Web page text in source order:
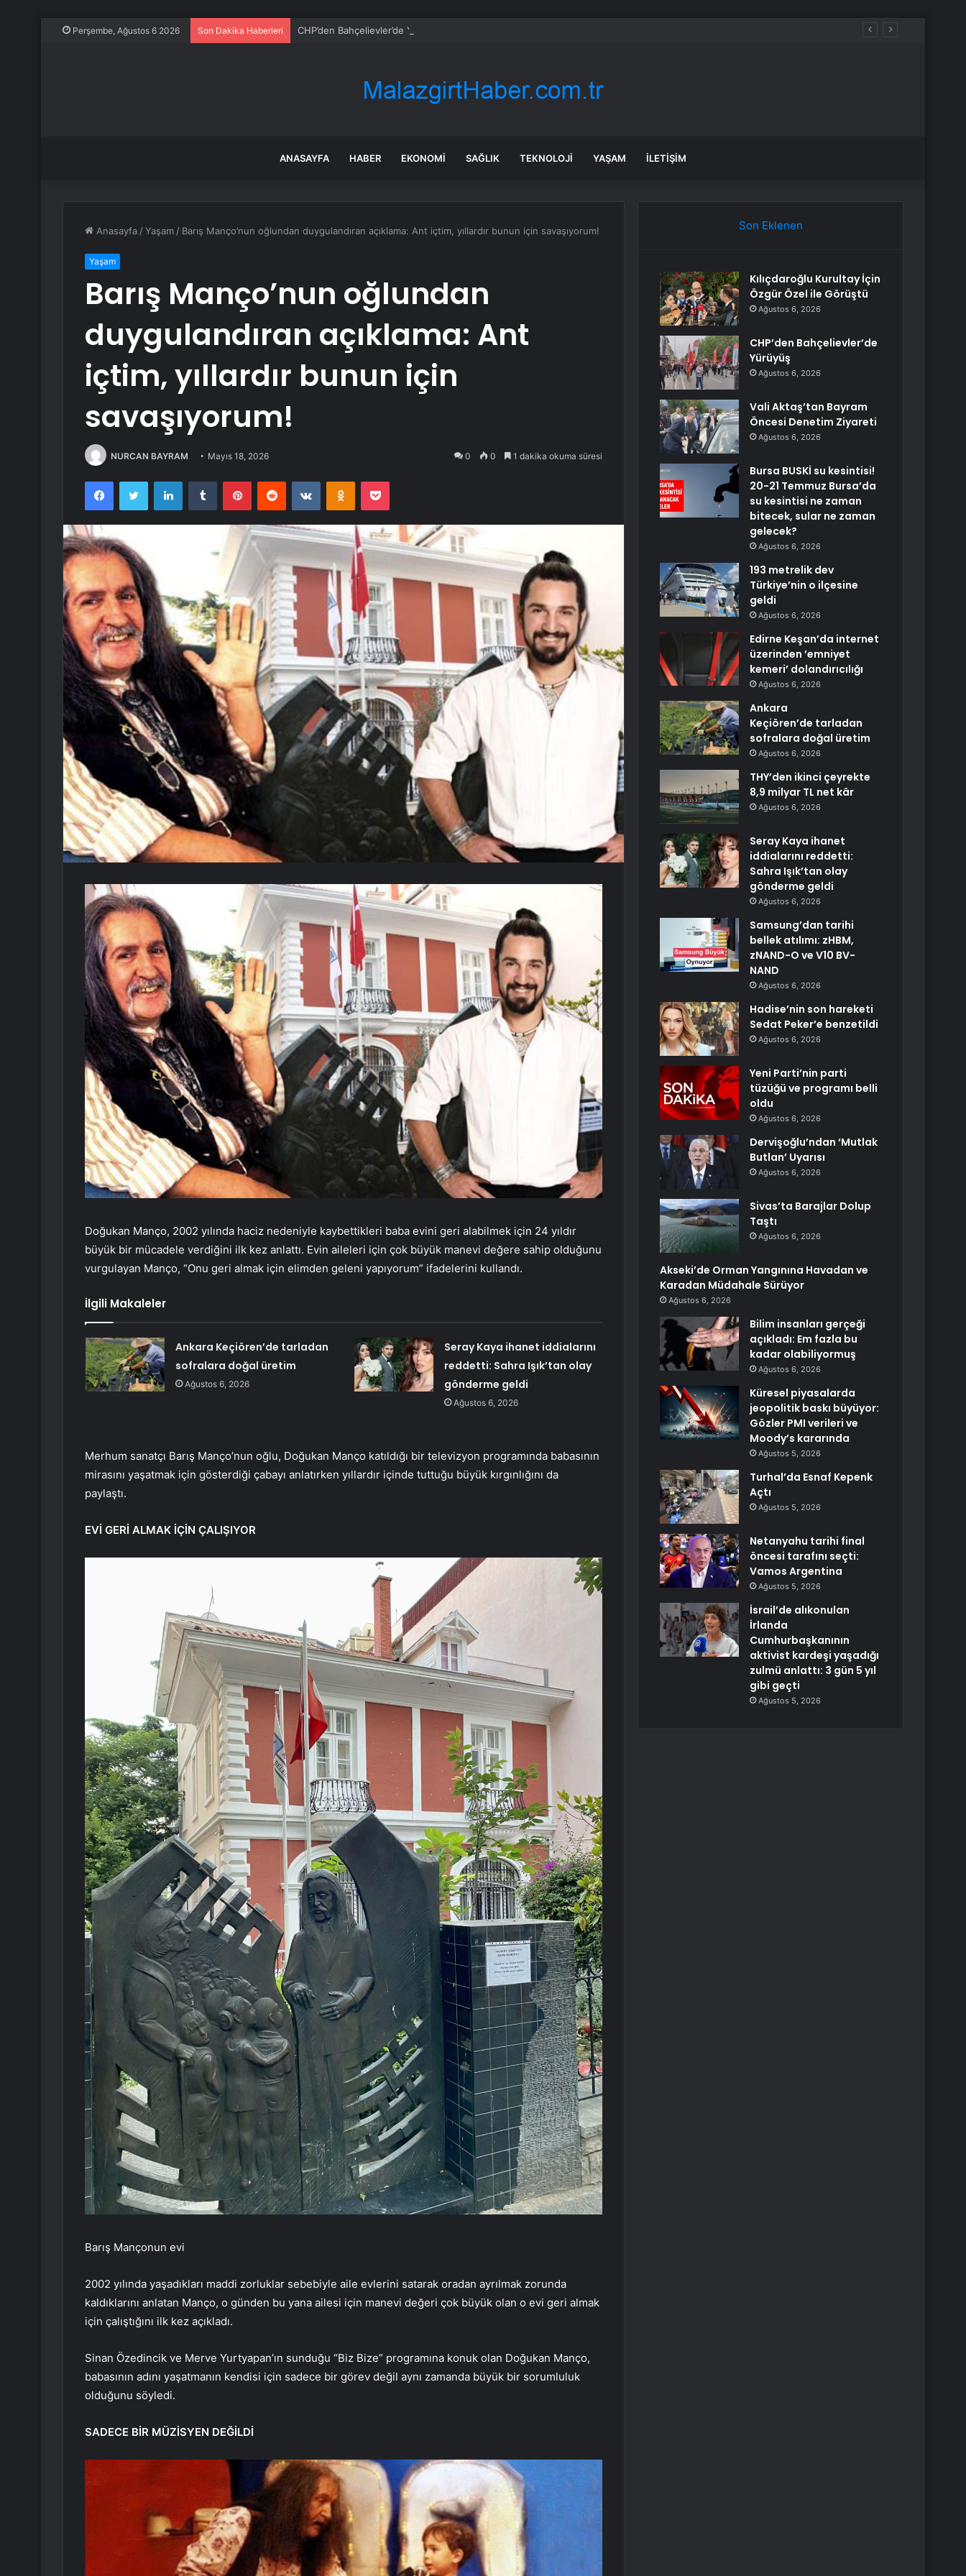
Perşembe, Ağustos 6 2026 Son Dakika Haberleri CHP’den Bahçelievler’de Yürüyüş
ANASAYFA HABER EKONOMI SAĞLIK TEKNOLOJI YAŞAM İLETIŞIM
Anasayfa /Yaşam / Barış Manço’nun oğlundan duygulandıran açıklama: Ant içtim, yıllardır bunun için savaşıyorum!
Yaşam
Barış Manço’nun oğlundan
duygulandıran açıklama: Ant
içtim, yıllardır bunun için
savaşıyorum!
NURCAN BAYRAM Mayıs 18, 2026 0 0 1 dakika okuma süresi
FacebookTwitter LinkedInTumblr PinterestReddit VKontakteOdnoklassniki
Pocket
Doğukan Manço, 2002 yılında haciz nedeniyle kaybettikleri baba evini geri alabilmek için 24 yıldır
büyük bir mücadele verdiğini ilk kez anlattı. Evin aileleri için çok büyük manevi değere sahip olduğunu
vurgulayan Manço, “Onu geri almak için elimden geleni yapıyorum” ifadelerini kullandı.
İlgili Makaleler
Ankara Keçiören’de tarladan
sofralara doğal üretim
Ağustos 6, 2026
Seray Kaya ihanet iddialarını
reddetti: Sahra Işık’tan olay
gönderme geldi
Ağustos 6, 2026
Merhum sanatçı Barış Manço’nun oğlu, Doğukan Manço katıldığı bir televizyon programında babasının
mirasını yaşatmak için gösterdiği çabayı anlatırken yıllardır içinde tuttuğu büyük kırgınlığını da
paylaştı.
EVİ GERİ ALMAK İÇİN ÇALIŞIYOR
Barış Mançonun evi
2002 yılında yaşadıkları maddi zorluklar sebebiyle aile evlerini satarak oradan ayrılmak zorunda
kaldıklarını anlatan Manço, o günden bu yana ailesi için manevi değeri çok büyük olan o evi geri almak
için çalıştığını ilk kez açıkladı.
Sinan Özedincik ve Merve Yurtyapan’ın sunduğu “Biz Bize” programına konuk olan Doğukan Manço,
babasının adını yaşatmanın kendisi için sadece bir görev değil aynı zamanda büyük bir sorumluluk
olduğunu söyledi.
SADECE BİR MÜZİSYEN DEĞİLDİ
Son Eklenen
Kılıçdaroğlu Kurultay İçin
Özgür Özel ile Görüştü
Ağustos 6, 2026
CHP’den Bahçelievler’de
Yürüyüş
Ağustos 6, 2026
Vali Aktaş’tan Bayram
Öncesi Denetim Ziyareti
Ağustos 6, 2026
Bursa BUSKİ su kesintisi!
20-21 Temmuz Bursa’da
su kesintisi ne zaman
bitecek, sular ne zaman
gelecek?
Ağustos 6, 2026
193 metrelik dev
Türkiye’nin o ilçesine
geldi
Ağustos 6, 2026
Edirne Keşan’da internet
üzerinden ’emniyet
kemeri’ dolandırıcılığı
Ağustos 6, 2026
Ankara
Keçiören’de tarladan
sofralara doğal üretim
Ağustos 6, 2026
THY’den ikinci çeyrekte
8,9 milyar TL net kâr
Ağustos 6, 2026
Seray Kaya ihanet
iddialarını reddetti:
Sahra Işık’tan olay
gönderme geldi
Ağustos 6, 2026
Samsung’dan tarihi
bellek atılımı: zHBM,
zNAND-O ve V10 BV-
NAND
Ağustos 6, 2026
Hadise’nin son hareketi
Sedat Peker’e benzetildi
Ağustos 6, 2026
Yeni Parti’nin parti
tüzüğü ve programı belli
oldu
Ağustos 6, 2026
Dervişoğlu’ndan ‘Mutlak
Butlan’ Uyarısı
Ağustos 6, 2026
Sivas’ta Barajlar Dolup
Taştı
Ağustos 6, 2026
Akseki’de Orman Yangınına Havadan ve
Karadan Müdahale Sürüyor
Ağustos 6, 2026
Bilim insanları gerçeği
açıkladı: Em fazla bu
kadar olabiliyormuş
Ağustos 6, 2026
Küresel piyasalarda
jeopolitik baskı büyüyor:
Gözler PMI verileri ve
Moody’s kararında
Ağustos 5, 2026
Turhal’da Esnaf Kepenk
Açtı
Ağustos 5, 2026
Netanyahu tarihi final
öncesi tarafını seçti:
Vamos Argentina
Ağustos 5, 2026
İsrail’de alıkonulan
İrlanda
Cumhurbaşkanının
aktivist kardeşi yaşadığı
zulmü anlattı: 3 gün 5 yıl
gibi geçti
Ağustos 5, 2026